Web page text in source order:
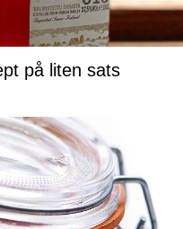
på liten sats